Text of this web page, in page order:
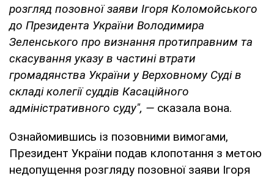
розгляд позовної заяви Ігоря Коломойського
до Президента України Володимира
Зеленського про визнання протиправним та
скасування указу в частині втрати
громадянства України у Верховному Суді в
складі колегії суддів Касаційного
адміністративного суду", — сказала вона.
Ознайомившись із позовними вимогами,
Президент України подав клопотання з метою
недопущення розгляду позовної заяви Ігоря